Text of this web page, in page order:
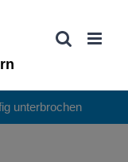
unterbrochen